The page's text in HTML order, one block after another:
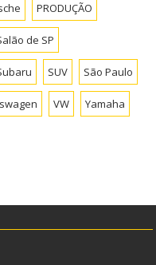
PRODUÇÃO
de SP
SUV São Paulo
VW Yamaha